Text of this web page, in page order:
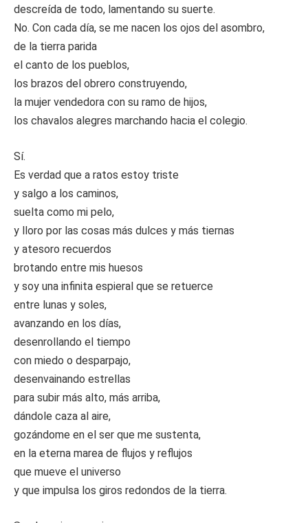
descreída de todo, lamentando su suerte.
No. Con cada día, se me nacen los ojos del asombro,
de la tierra parida
el canto de los pueblos,
los brazos del obrero construyendo,
la mujer vendedora con su ramo de hijos,
los chavalos alegres marchando hacia el colegio.
Sí.
Es verdad que a ratos estoy triste
y salgo a los caminos,
suelta como mi pelo,
y lloro por las cosas más dulces y más tiernas
y atesoro recuerdos
brotando entre mis huesos
y soy una infinita espieral que se retuerce
entre lunas y soles,
avanzando en los días,
desenrollando el tiempo
con miedo o desparpajo,
desenvainando estrellas
para subir más alto, más arriba,
dándole caza al aire,
gozándome en el ser que me sustenta,
en la eterna marea de flujos y reflujos
que mueve el universo
y que impulsa los giros redondos de la tierra.